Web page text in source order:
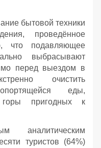
бытовой техники
проведённое
что подавляющее
выбрасывают
перед выездом в
очистить
еды,
пригодных к
аналитическим
туристов (64%)